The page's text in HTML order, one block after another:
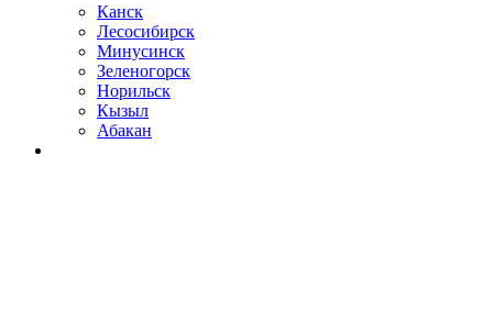
Канск
Лесосибирск
Минусинск
Зеленогорск
Норильск
Кызыл
Абакан